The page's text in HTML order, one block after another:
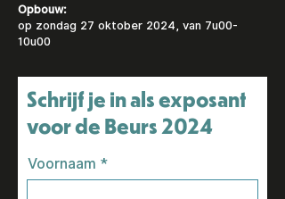
Opbouw:
op zondag 27 oktober 2024, van 7u00-
10u00
Schrijf je in als exposant
voor de Beurs 2024
Voornaam